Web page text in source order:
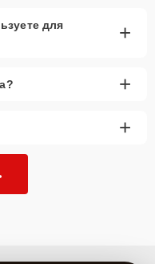
для
+
+
+